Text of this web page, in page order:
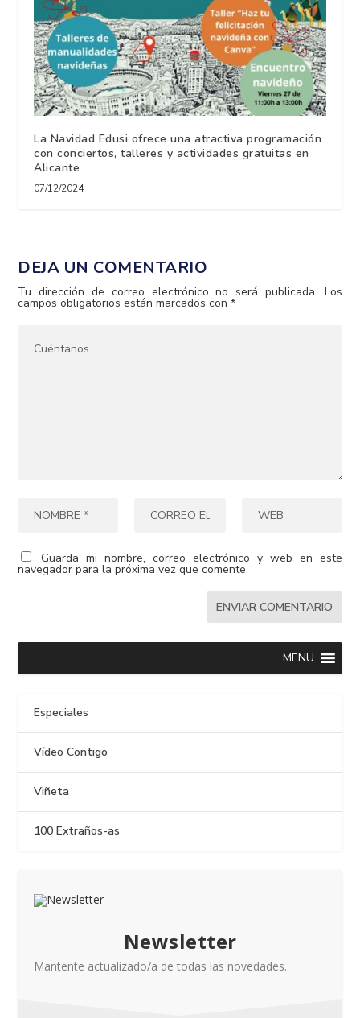
La Navidad Edusi ofrece una atractiva programación
con conciertos, talleres y actividades gratuitas en
Alicante
07/12/2024
DEJA UN COMENTARIO
Tu dirección de correo electrónico no será publicada. Los
campos obligatorios están marcados con*
Guarda mi nombre, correo electrónico y web en este
navegador para la próxima vez que comente.
MENU
Especiales
Vídeo Contigo
Viñeta
100 Extraños-as
Newsletter
Mantente actualizado/a de todas las novedades.